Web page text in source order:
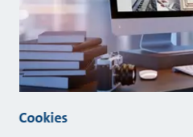
Cookies